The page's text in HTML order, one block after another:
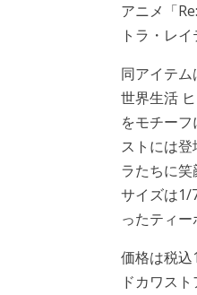
アニメ「
トラ・レ
同アイテ
世界生活
をモチー
ストには
ラたちに笑
サイズは1/
ったティー
価格は税込
ドカワス